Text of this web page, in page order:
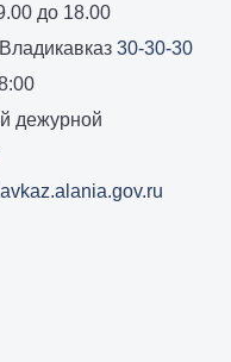
до 18.00
30-30-30
дежурной